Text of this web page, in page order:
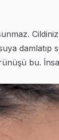
damlatıp
bu.